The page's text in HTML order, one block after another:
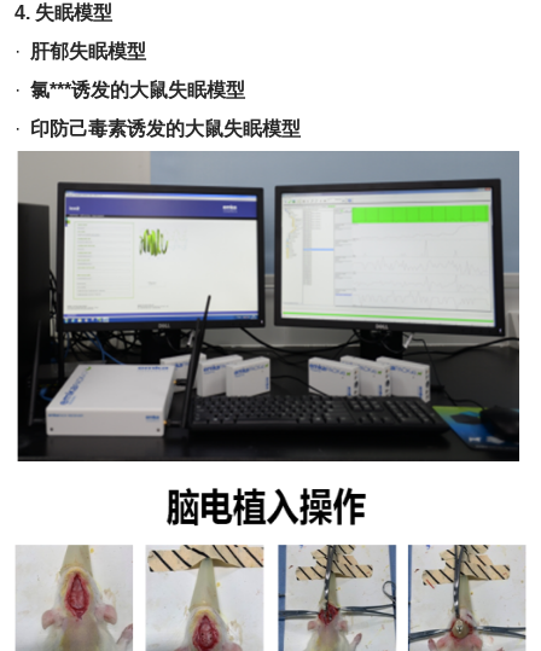
4. 失眠模型
· 肝郁失眠模型
· 氯***诱发的大鼠失眠模型
· 印防己毒素诱发的大鼠失眠模型